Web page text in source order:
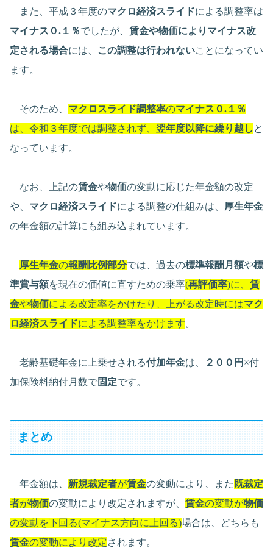
また、平成３年度のマクロ経済スライドによる調整率は
マイナス０.１％でしたが、 賃金や物価によりマイナス改
定される場合には、 この調整は行われないことになってい
ます。
そのため、 マクロスライド調整率のマイナス０.１％
は、令和３年度では調整されず、 翌年度以降に繰り越し と
なっています。
なお、上記の賃金や物価の変動に応じた年金額の改定
や、 マクロ経済スライドによる調整の仕組みは、
厚生年金
の年金額の計算にも組み込まれています。
厚生年金の報酬比例部分では、過去の標準報酬月額や標
準賞与額を現在の価値に直すための乗率(再評価率)に、 賃
金や物価による改定率をかけたり、上がる改定時にはマク
ロ経済スライドによる調整率をかけます。
老齢基礎年金に上乗せされる付加年金は、 ２００円 ×付
加保険料納付月数で固定です。
まとめ
年金額は、 新規裁定者が賃金の変動により、また 既裁定
者が物価の変動により改定されますが、 賃金の変動が物価
の変動を下回る(マイナス方向に上回る)場合は、どちらも
賃金の変動により改定されます。